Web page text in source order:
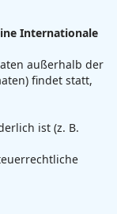
Internationale
außerhalb der
findet statt,
ist (z. B.